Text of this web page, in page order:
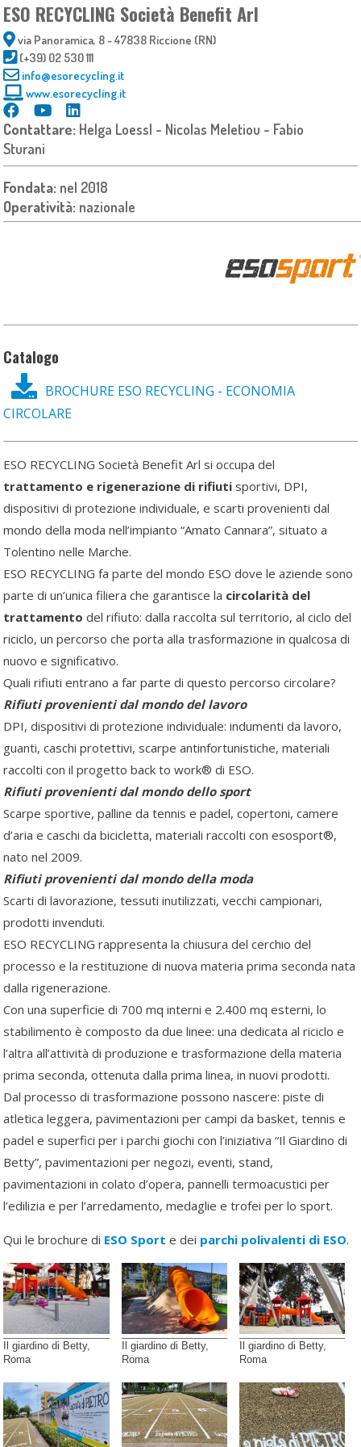
ESO RECYCLING Società Benefit Arl
via Panoramica, 8 - 47838 Riccione (RN)
(+39) 02 530 111
info@esorecycling.it
www.esorecycling.it
Contattare: Helga Loessl - Nicolas Meletiou - Fabio
Sturani
Fondata: nel 2018
Operatività: nazionale
Catalogo
BROCHURE ESO RECYCLING - ECONOMIA
CIRCOLARE
ESO RECYCLING Società Benefit Arl si occupa del
trattamento e rigenerazione di rifiuti sportivi, DPI,
dispositivi di protezione individuale, e scarti provenienti dal
mondo della moda nell’impianto “Amato Cannara”, situato a
Tolentino nelle Marche.
ESO RECYCLING fa parte del mondo ESO dove le aziende sono
parte di un’unica filiera che garantisce la circolarità del
trattamento del rifiuto: dalla raccolta sul territorio, al ciclo del
riciclo, un percorso che porta alla trasformazione in qualcosa di
nuovo e significativo.
Quali rifiuti entrano a far parte di questo percorso circolare?
Rifiuti provenienti dal mondo del lavoro
DPI, dispositivi di protezione individuale: indumenti da lavoro,
guanti, caschi protettivi, scarpe antinfortunistiche, materiali
raccolti con il progetto back to work® di ESO.
Rifiuti provenienti dal mondo dello sport
Scarpe sportive, palline da tennis e padel, copertoni, camere
d’aria e caschi da bicicletta, materiali raccolti con esosport®,
nato nel 2009.
Rifiuti provenienti dal mondo della moda
Scarti di lavorazione, tessuti inutilizzati, vecchi campionari,
prodotti invenduti.
ESO RECYCLING rappresenta la chiusura del cerchio del
processo e la restituzione di nuova materia prima seconda nata
dalla rigenerazione.
Con una superficie di 700 mq interni e 2.400 mq esterni, lo
stabilimento è composto da due linee: una dedicata al riciclo e
l’altra all’attività di produzione e trasformazione della materia
prima seconda, ottenuta dalla prima linea, in nuovi prodotti.
Dal processo di trasformazione possono nascere: piste di
atletica leggera, pavimentazioni per campi da basket, tennis e
padel e superfici per i parchi giochi con l’iniziativa “Il Giardino di
Betty”, pavimentazioni per negozi, eventi, stand,
pavimentazioni in colato d’opera, pannelli termoacustici per
l’edilizia e per l’arredamento, medaglie e trofei per lo sport.
Qui le brochure di ESO Sport e dei parchi polivalenti di ESO.
Il giardino di Betty,
Roma
Il giardino di Betty,
Roma
Il giardino di Betty,
Roma